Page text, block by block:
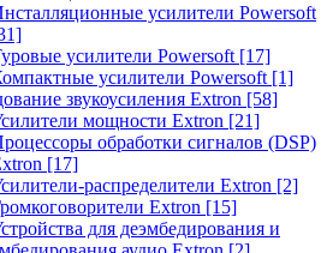
усилители Powersoft
усилители Powersoft [17]
усилители Powersoft [1]
звукоусиления Extron [58]
мощности Extron [21]
обработки сигналов (DSP)
[17]
распределители Extron [2]
Extron [15]
для деэмбедирования и